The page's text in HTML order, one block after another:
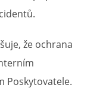
že ochrana
Poskytovatele.